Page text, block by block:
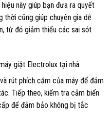
này giúp bạn đưa ra quyết
thời cũng giúp chuyên gia dễ
từ đó giảm thiểu các sai sót
giặt Electrolux tại nhà
rút phích cắm của máy để đảm
Tiếp theo, kiểm tra cảm biến
để đảm bảo không bị tắc